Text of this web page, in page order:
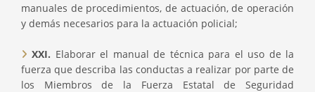
manuales de procedimientos, de actuación, de operación
y demás necesarios para la actuación policial;
XXI. Elaborar el manual de técnica para el uso de la
fuerza que describa las conductas a realizar por parte de
los Miembros de la Fuerza Estatal de Seguridad